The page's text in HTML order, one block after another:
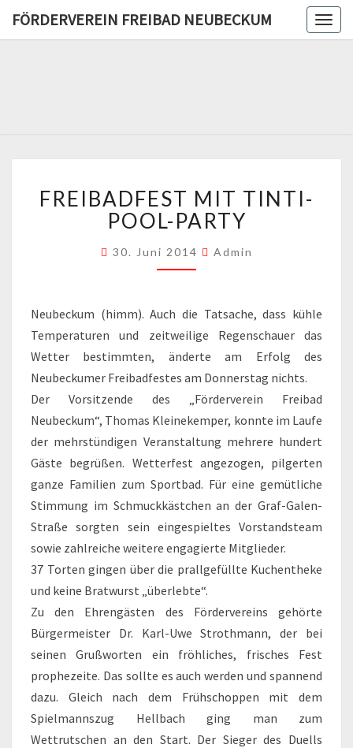
FÖRDERVEREIN FREIBAD NEUBECKUM
MIT
TINTI-
POOL-
PARTY
FREIBADFEST MIT TINTI-
POOL-PARTY
30. Juni 2014 Admin
Neubeckum (himm). Auch die Tatsache, dass kühle
Temperaturen und zeitweilige Regenschauer das
Wetter bestimmten, änderte am Erfolg des
Neubeckumer Freibadfestes am Donnerstag nichts.
Der Vorsitzende des „Förderverein Freibad
Neubeckum“, Thomas Kleinekemper, konnte im Laufe
der mehrstündigen Veranstaltung mehrere hundert
Gäste begrüßen. Wetterfest angezogen, pilgerten
ganze Familien zum Sportbad. Für eine gemütliche
Stimmung im Schmuckkästchen an der Graf-Galen-
Straße sorgten sein eingespieltes Vorstandsteam
sowie zahlreiche weitere engagierte Mitglieder.
37 Torten gingen über die prallgefüllte Kuchentheke
und keine Bratwurst „überlebte“.
Zu den Ehrengästen des Fördervereins gehörte
Bürgermeister Dr. Karl-Uwe Strothmann, der bei
seinen Grußworten ein fröhliches, frisches Fest
prophezeite. Das sollte es auch werden und spannend
dazu. Gleich nach dem Frühschoppen mit dem
Spielmannszug Hellbach ging man zum
Wettrutschen an den Start. Der Sieger des Duells